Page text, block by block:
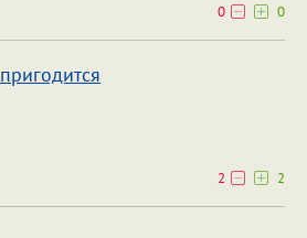
0
0
пригодится
2
2